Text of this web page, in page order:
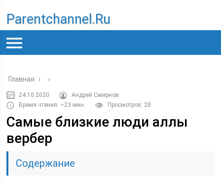
Parentchannel.ru
Главная › ›
24.10.2020
Андрей Смирнов
Время чтения: ~23 мин.
Просмотров: 28
Самые близкие люди аллы
вербер
Содержание